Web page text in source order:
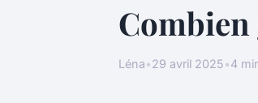
Combien
Léna•29 avril 2025•4